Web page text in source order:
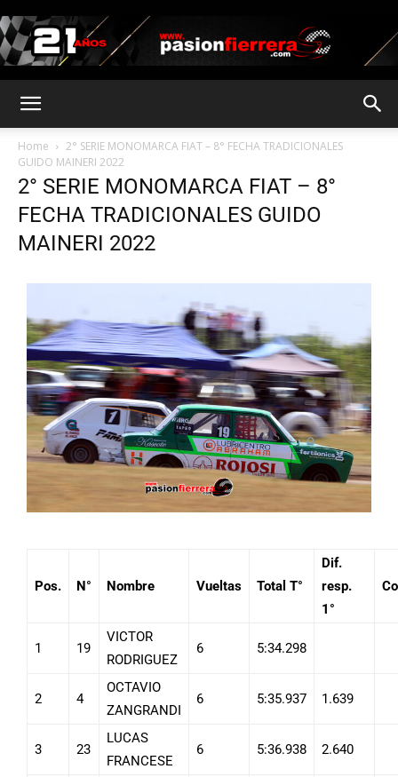
Home
2° SERIE MONOMARCA FIAT – 8° FECHA TRADICIONALES
GUIDO MAINERI 2022
2° SERIE MONOMARCA FIAT – 8°
FECHA TRADICIONALES GUIDO
MAINERI 2022
Pos. N° Nombre Vueltas Total T°
Dif.
resp.
1°
1 19
VICTOR
RODRIGUEZ
6 5:34.298
2 4
OCTAVIO
ZANGRANDI
6 5:35.937 1.639
3 23
LUCAS
FRANCESE
6 5:36.938 2.640